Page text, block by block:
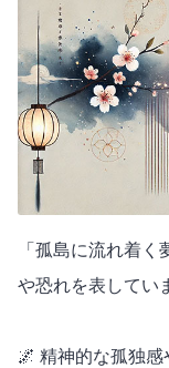
「孤島に流れ着
や恐れを表してい
🌌 精神的な孤独